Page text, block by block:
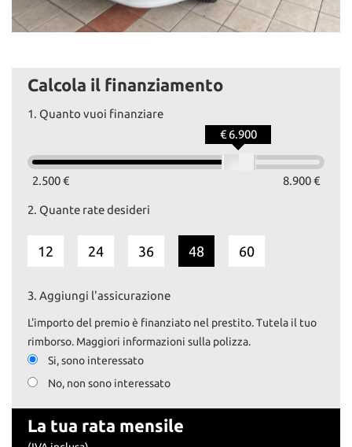
Calcola il finanziamento
1. Quanto vuoi finanziare
2.500 € 8.900 €
€ 6.900
2. Quante rate desideri
12 24 36 48 60
3. Aggiungi l'assicurazione
L'importo del premio è finanziato nel prestito. Tutela il tuo
rimborso. Maggiori informazioni sulla polizza.
Si, sono interessato
No, non sono interessato
La tua rata mensile